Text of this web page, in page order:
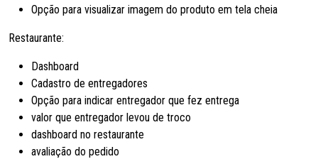
Opção para visualizar imagem do produto em tela cheia
Restaurante:
Dashboard
Cadastro de entregadores
Opção para indicar entregador que fez entrega
valor que entregador levou de troco
dashboard no restaurante
avaliação do pedido